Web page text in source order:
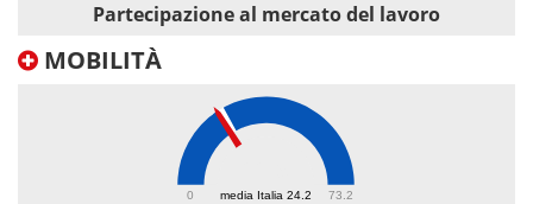
Partecipazione al mercato del lavoro
MOBILITÀ
media Italia 24.2
0 73.2